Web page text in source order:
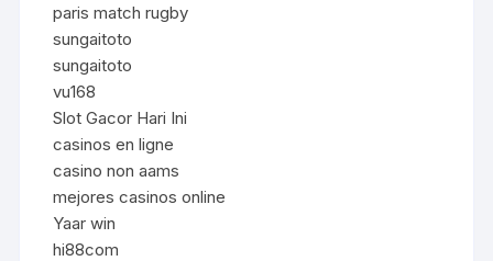
paris match rugby
sungaitoto
sungaitoto
vu168
Slot Gacor Hari Ini
casinos en ligne
casino non aams
mejores casinos online
Yaar win
hi88com